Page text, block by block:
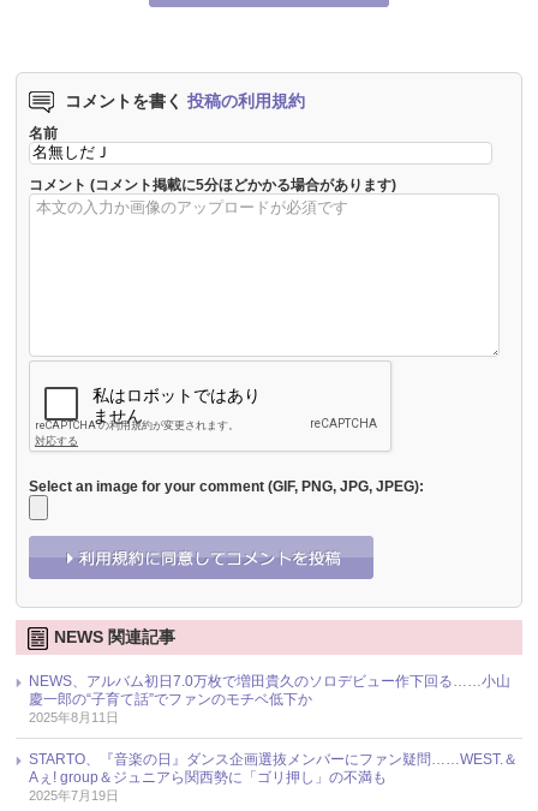
コメントを書く 投稿の利用規約
名前
コメント (コメント掲載に5分ほどかかる場合があります)
Select an image for your comment (GIF, PNG, JPG, JPEG):
NEWS 関連記事
NEWS、アルバム初日7.0万枚で増田貴久のソロデビュー作下回る……小山
慶一郎の“子育て話”でファンのモチベ低下か
2025年8月11日
STARTO、『音楽の日』ダンス企画選抜メンバーにファン疑問……WEST.＆
Aぇ! group＆ジュニアら関西勢に「ゴリ押し」の不満も
2025年7月19日